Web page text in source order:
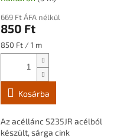
669 Ft ÁFA nélkül
850 Ft
Egységár:
850 Ft / 1 m
Kosárba
Az acéllánc S235JR acélból
készült, sárga cink